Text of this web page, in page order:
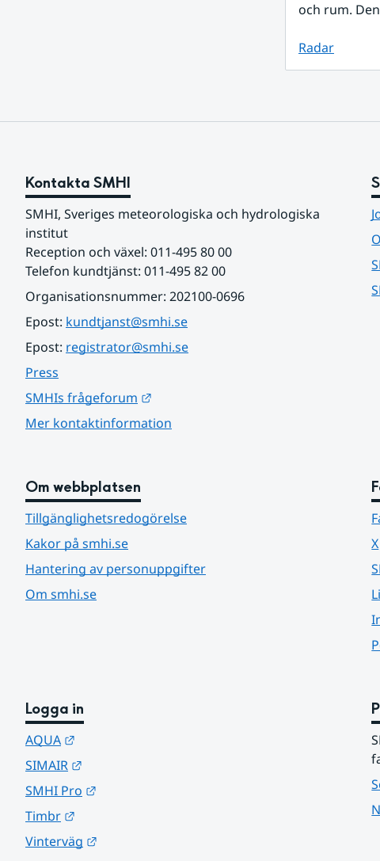
och rum.
Radar
Kontakta SMHI
SMHI, Sveriges meteorologiska och hydrologiska
institut
Reception och växel: 011-495 80 00
Telefon kundtjänst: 011-495 82 00
Organisationsnummer: 202100-0696
Epost: kundtjanst@smhi.se
Epost: registrator@smhi.se
Press
SMHIs frågeforum
Mer kontaktinformation
Om webbplatsen
Tillgänglighetsredogörelse
Kakor på smhi.se
Hantering av personuppgifter
Om smhi.se
X
Logga in
AQUA
SIMAIR
SMHI Pro
Timbr
Vinterväg